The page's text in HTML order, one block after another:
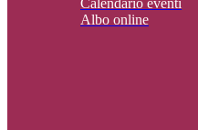
Calendario eventi
Albo online